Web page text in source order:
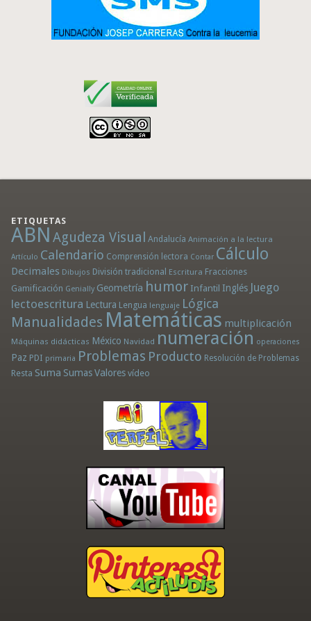
ETIQUETAS
ABN Agudeza Visual Andalucía Animación a la lectura
Artículo Calendario Comprensión lectora Contar Cálculo
Decimales Dibujos División tradicional Escritura Fracciones
Gamificación Genially Geometría humor Infantil Inglés Juego
lectoescritura Lectura Lengua lenguaje Lógica
Manualidades Matemáticas multiplicación
Máquinas didácticas México Navidad numeración operaciones
Paz PDI primaria Problemas Producto Resolución de Problemas
Resta Suma Sumas Valores vídeo